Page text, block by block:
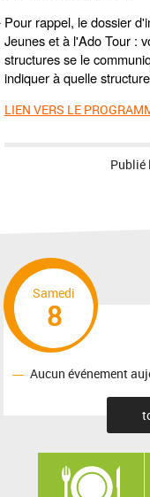
Pour rappel, ledossier
Jeunes et à l'Ado Tour:
structures se le
indiquer à quelle
LIEN VERS LE
Publié
Samedi
8
Aucun événement